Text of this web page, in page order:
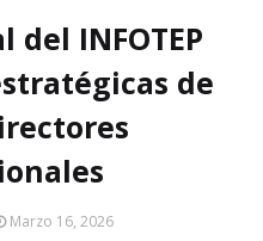
INFOTEP
de
Marzo 16, 2026